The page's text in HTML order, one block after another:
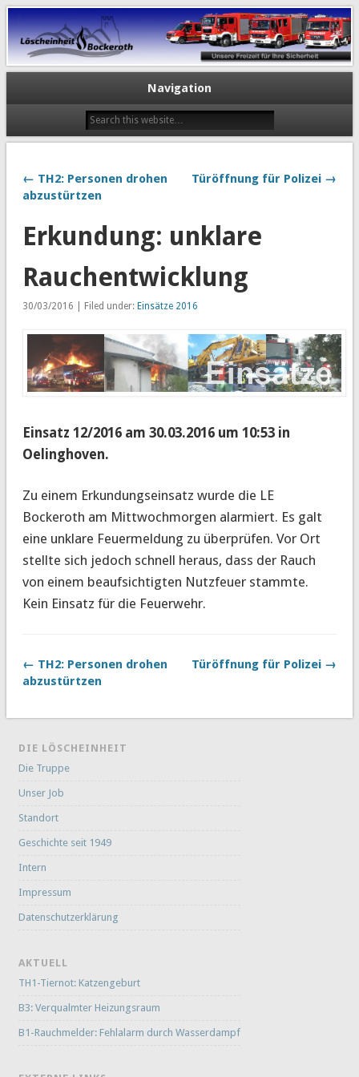
Navigation
← TH2: Personen drohen
abzustürtzen
Türöffnung für Polizei →
Erkundung: unklare
Rauchentwicklung
30/03/2016 | Filed under: Einsätze 2016
Einsatz 12/2016 am 30.03.2016 um 10:53 in
Oelinghoven.
Zu einem Erkundungseinsatz wurde die LE
Bockeroth am Mittwochmorgen alarmiert. Es galt
eine unklare Feuermeldung zu überprüfen. Vor Ort
stellte sich jedoch schnell heraus, dass der Rauch
von einem beaufsichtigten Nutzfeuer stammte.
Kein Einsatz für die Feuerwehr.
← TH2: Personen drohen
abzustürtzen
Türöffnung für Polizei →
DIE LÖSCHEINHEIT
Die Truppe
Unser Job
Standort
Geschichte seit 1949
Intern
Impressum
Datenschutzerklärung
AKTUELL
TH1-Tiernot: Katzengeburt
B3: Verqualmter Heizungsraum
B1-Rauchmelder: Fehlalarm durch Wasserdampf